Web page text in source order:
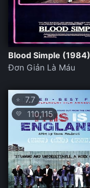
Blood Simple (1984)
Đơn Giản Là Máu
⭐ 7.7
💛 110,115